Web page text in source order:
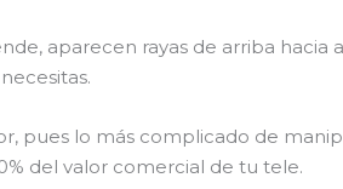
aparecen rayas de arriba hacia
pues lo más complicado de
del valor comercial de tu tele.